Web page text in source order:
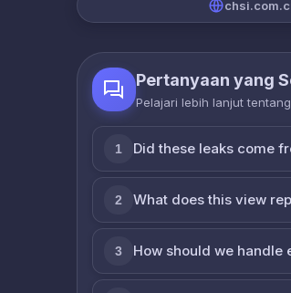
Pertanyaan yang
Pelajari lebih lanjut
1 Did these leaks come
2 What does this view
3 How should we handle